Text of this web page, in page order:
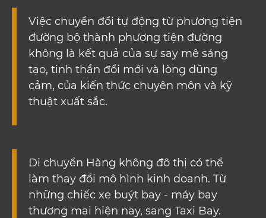
Việc chuyển đổi tự động từ phương tiện
đường bộ thành phương tiện đường
không là kết quả của sự say mê sáng
tạo, tinh thần đổi mới và lòng dũng
cảm, của kiến ​​thức chuyên môn và kỹ
thuật xuất sắc.
Di chuyển Hàng không đô thị có thể
làm thay đổi mô hình kinh doanh. Từ
những chiếc xe buýt bay - máy bay
thương mại hiện nay, sang Taxi Bay.